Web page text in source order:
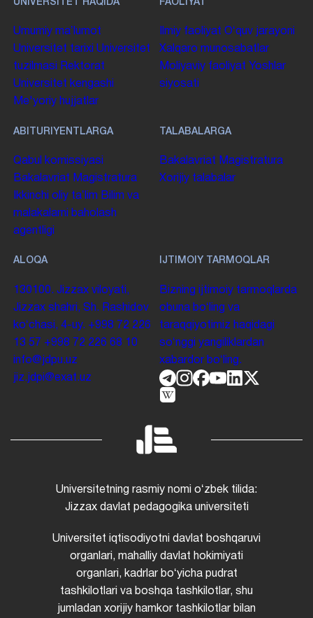
UNIVERSITET HAQIDA
Umumiy maʼlumot
Universitet tarixi Universitet
tuzilmasi
Rektorat
Universitet kengashi
Me'yoriy hujjatlar
FAOLIYAT
Ilmiy faoliyat Oʻquv jarayoni
Xalqaro munosabatlar
Moliyaviy faoliyat Yoshlar
siyosati
ABITURIYENTLARGA
Qabul komissiyasi
Bakalavriat Magistratura
Ikkinchi oliy taʼlim Bilim va
malakalarni baholash
agentligi
TALABALARGA
Bakalavriat Magistratura
Xorijiy talabalar
ALOQA
130100. Jizzax viloyati,
Jizzax shahri, Sh. Rashidov
koʻchasi, 4-uy. +998 72 226
13 57 +998 72 226 68 10
info@jdpu.uz
jiz.jdpi@exat.uz
IJTIMOIY TARMOQLAR
Bizning ijtimoiy tarmoqlarda
obuna boʻling va
taraqqiyotimiz haqidagi
soʻnggi yangiliklardan
xabardor boʻling.
Universitetning rasmiy nomi oʻzbek tilida:
Jizzax davlat pedagogika universiteti
Universitet iqtisodiyotni davlat boshqaruvi
organlari, mahalliy davlat hokimiyati
organlari, kadrlar boʻyicha pudrat
tashkilotlari va boshqa tashkilotlar, shu
jumladan xorijiy hamkor tashkilotlar bilan